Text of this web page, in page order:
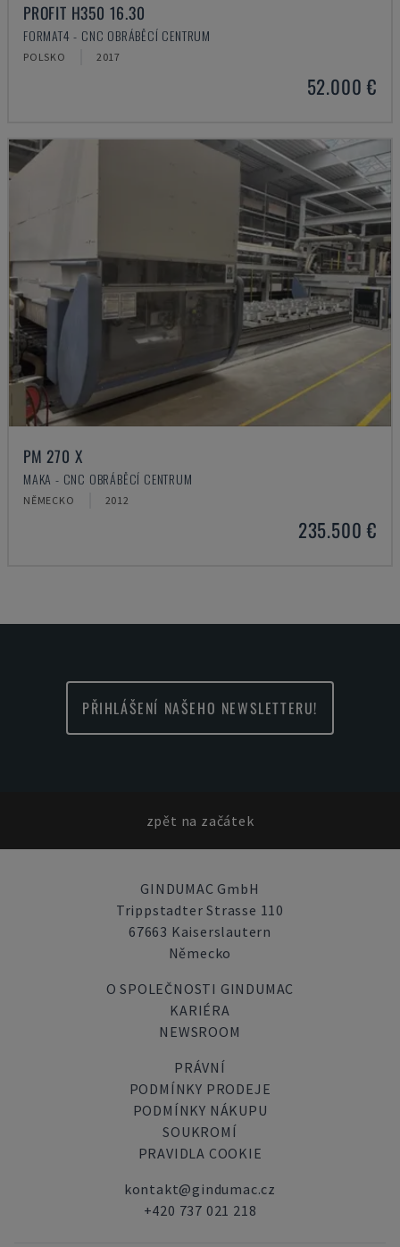
PROFIT H350 16.30
FORMAT4 - CNC OBRÁBĚCÍ CENTRUM
POLSKO 2017
52.000 €
PM 270 X
MAKA - CNC OBRÁBĚCÍ CENTRUM
NĚMECKO 2012
235.500 €
PŘIHLÁŠENÍ NAŠEHO NEWSLETTERU!
zpět na začátek
GINDUMAC GmbH
Trippstadter Strasse 110
67663 Kaiserslautern
Německo
O SPOLEČNOSTI GINDUMAC
KARIÉRA
NEWSROOM
PRÁVNÍ
PODMÍNKY PRODEJE
PODMÍNKY NÁKUPU
SOUKROMÍ
PRAVIDLA COOKIE
kontakt@gindumac.cz
+420 737 021 218